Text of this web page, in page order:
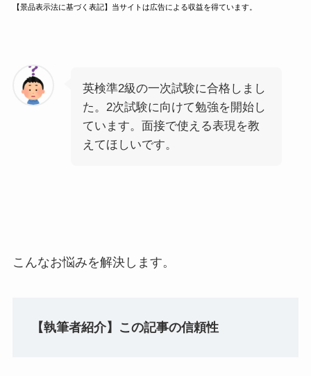
【景品表示法に基づく表記】当サイトは広告による収益を得ています。
英検準2級の一次試験に合格しまし
た。2次試験に向けて勉強を開始し
ています。面接で使える表現を教
えてほしいです。
こんなお悩みを解決します。
【執筆者紹介】この記事の信頼性